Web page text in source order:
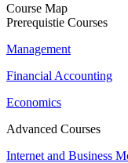
Course Map
Prerequistie Courses
Management
Financial Accounting
Economics
Advanced Courses
Internet and Business